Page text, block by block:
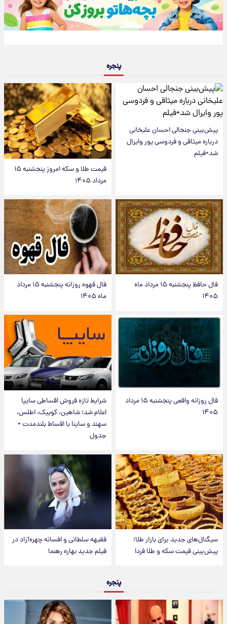
پنجره
پیش‌بینی جنجالی احسان علیخانی
درباره میثاقی و فردوسی پور وایرال
شد+فیلم
قیمت طلا و سکه امروز پنجشنبه ۱۵
مرداد ۱۴۰۵
فال حافظ پنجشنبه ۱۵ مرداد ماه
۱۴۰۵
فال قهوه روزانه پنجشنبه ۱۵ مرداد
ماه ۱۴۰۵
فال روزانه واقعی پنجشنبه ۱۵ مرداد
۱۴۰۵
شرایط تازه فروش اقساطی سایپا
اعلام شد؛ شاهین، کوییک، اطلس،
سهند و ساینا با اقساط بلندمدت +
جدول
سیگنال‌های جدید برای بازار طلا؛
پیش‌بینی قیمت سکه و طلا فردا
فقیهه سلطانی و افسانه چهره‌آزاد در
فیلم جدید بهاره رهنما
پنجره